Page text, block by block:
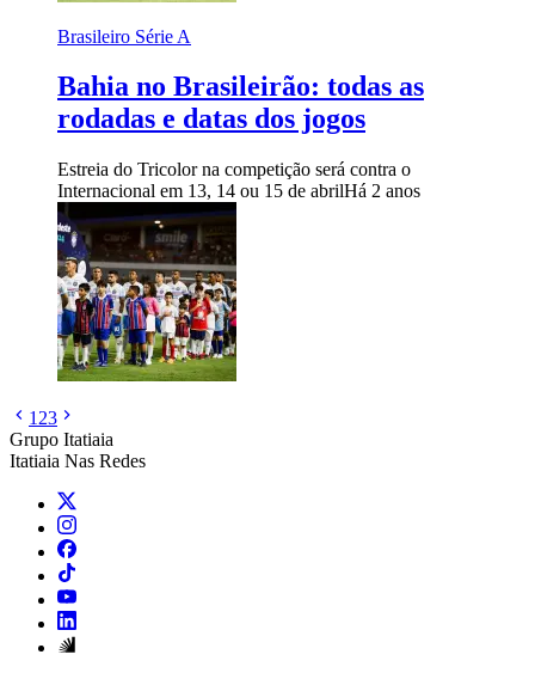
Brasileiro Série A
Bahia no Brasileirão: todas as
rodadas e datas dos jogos
Estreia do Tricolor na competição será contra o
Internacional em 13, 14 ou 15 de abrilHá 2 anos
1 23
Grupo Itatiaia
Itatiaia Nas Redes